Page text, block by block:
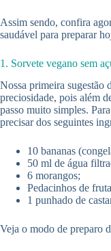
Assim sendo, confira
saudável para preparar
1. Sorvete vegano sem
Nossa primeira sugestão
preciosidade, pois além
passo muito simples.
precisar dos seguintes
10 bananas
50 ml de água
6 morangos;
Pedacinhos de
1 punhado de
Veja o modo de preparo